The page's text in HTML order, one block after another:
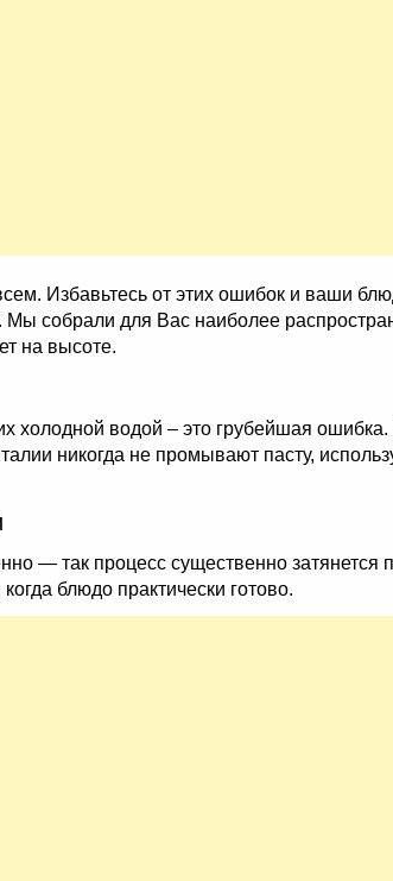
Избавьтесь от этих ошибок и ваши
Мы собрали для Вас наиболее
на высоте.
холодной водой – это грубейшая
никогда не промывают пасту,
— так процесс существенно затянется
блюдо практически готово.